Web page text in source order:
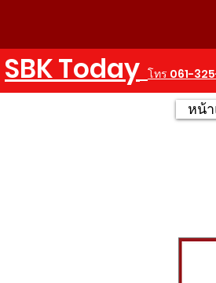
SBK Today โทร 061-
หน้